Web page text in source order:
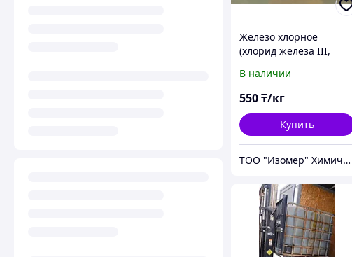
Железо хлорное
(хлорид железа III,
В наличии
550₸/кг
Купить
ТОО "Изомер" Химические реактивы в Алматы